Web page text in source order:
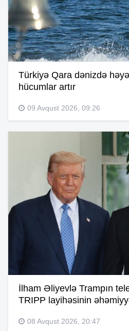
Türkiyə Qara dənizdə
hücumlar artır
09 Avqust 2026, 09:26
İlham Əliyevlə Trampın
TRIPP layihəsinin
08 Avqust 2026, 20:47